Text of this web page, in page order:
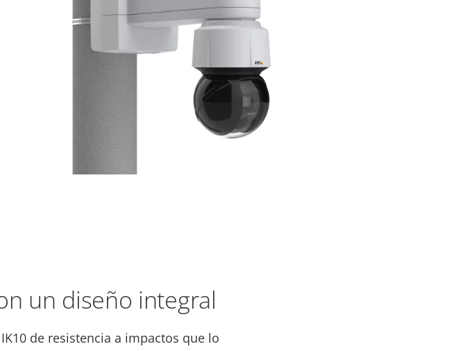
un diseño integral
de resistencia a impactos que lo